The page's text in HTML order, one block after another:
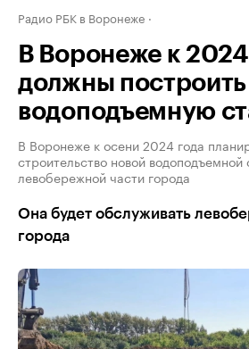
Радио РБК в Воронеже
В Воронеже к
должны
водоподъемную
В Воронеже к осени 2024 года
строительство новой водоподъемной
левобережной части города
Она будет обслуживать
города